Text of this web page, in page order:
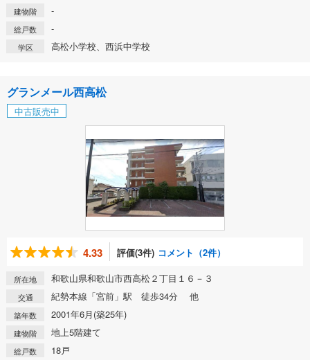
建物階 -
総戸数 -
学区 高松小学校、西浜中学校
グランメール西高松
中古販売中
4.33 評価(3件) コメント（2件）
所在地 和歌山県和歌山市西高松２丁目１６－３
交通 紀勢本線「宮前」駅 徒歩34分 他
築年数 2001年6月(築25年)
建物階 地上5階建て
総戸数 18戸